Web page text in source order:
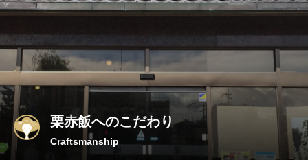
栗赤飯へのこだわり
Craftsmanship